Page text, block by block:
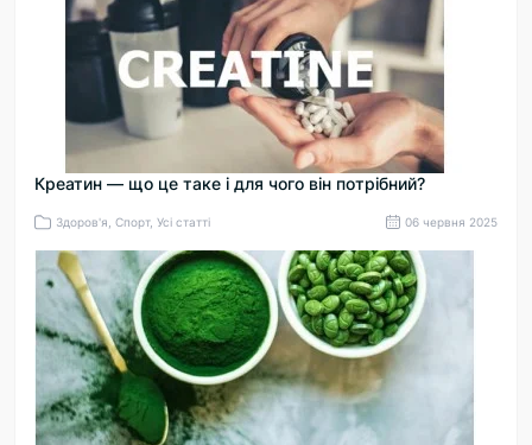
Креатин — що це таке і для чого він потрібний?
Здоров'я, Спорт, Усі статті 06 червня 2025